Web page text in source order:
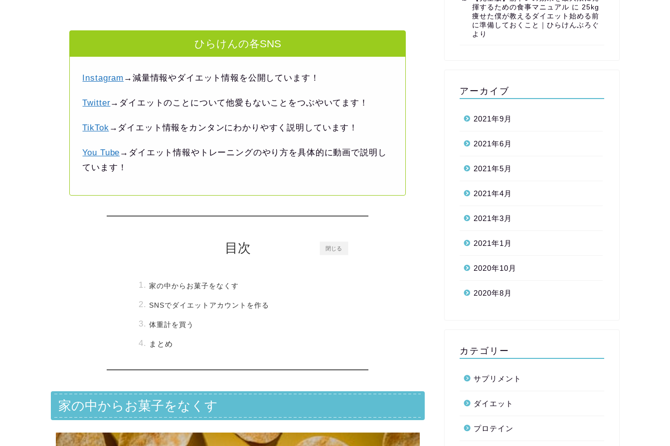
ひらけんの各SNS
Instagram →減量情報やダイエット情報を公開しています！
Twitter→ダイエットのことについて他愛もないことをつぶやいてます！
TikTok →ダイエット情報をカンタンにわかりやすく説明しています！
You Tube →ダイエット情報やトレーニングのやり方を具体的に動画で説明し
ています！
閉じる
目次
家の中からお菓子をなくす
SNSでダイエットアカウントを作る
体重計を買う
まとめ
家の中からお菓子をなくす
揮するための食事マニュアル に 25kg
痩せた僕が教えるダイエット始める前
に準備しておくこと｜ひらけんぶろぐ
より
アーカイブ
2021年9月
2021年6月
2021年5月
2021年4月
2021年3月
2021年1月
2020年10月
2020年8月
カテゴリー
サプリメント
ダイエット
プロテイン